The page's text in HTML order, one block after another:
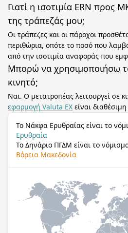
Γιατί η ισοτιμία ERN προς
της τράπεζάς μου;
Οι τράπεζες και οι πάροχοι
περιθώρια, οπότε το ποσό που
από την ισοτιμία αναφοράς που
Μπορώ να χρησιμοποιήσω
κινητό;
Ναι. Ο μετατροπέας λειτουργεί σε
εφαρμογή Valuta EX είναι
Το Νάκφα Ερυθραίας είναι το
Ερυθραία
Το Δηνάριο ΠΓΔΜ είναι το
Βόρεια Μακεδονία